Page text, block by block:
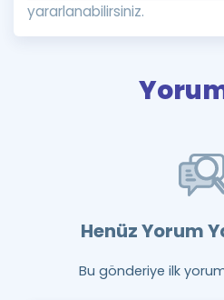
yararlanabilirsiniz.
Henüz Yorum
Bu gönderiye ilk